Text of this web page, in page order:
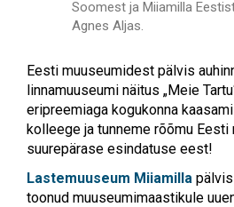
Soomest ja Miiamilla
Agnes Aljas.
Eesti muuseumidest pälvis
linnamuuseumi näitus „Meie
eripreemiaga kogukonna
kolleege ja tunneme rõõmu Eesti
suurepärase esindatuse eest!
Lastemuuseum Miiamilla
toonud muuseumimaastikule